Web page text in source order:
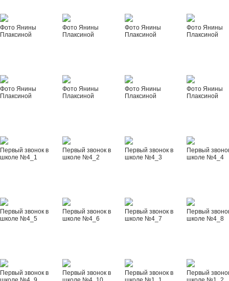
Фото Янины
Плаксиной
Фото Янины
Плаксиной
Фото Янины
Плаксиной
Фото Янины
Плаксиной
Фото Янины
Плаксиной
Фото Янины
Плаксиной
Фото Янины
Плаксиной
Фото Янины
Плаксиной
Первый звонок в
школе №4_1
Первый звонок в
школе №4_2
Первый звонок в
школе №4_3
Первый
школе №4_4
Первый звонок в
школе №4_5
Первый звонок в
школе №4_6
Первый звонок в
школе №4_7
Первый
школе №4_8
Первый звонок в
Первый звонок в
Первый звонок в
Первый